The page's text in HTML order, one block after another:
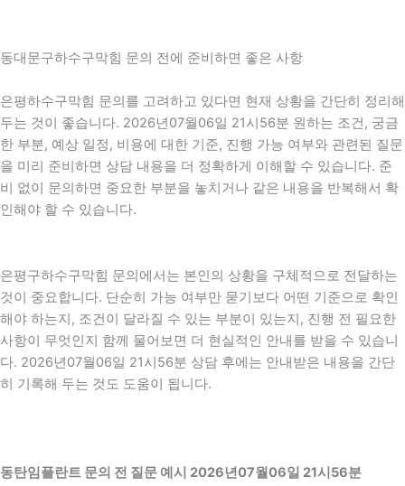
동대문구하수구막힘 문의 전에 준비하면 좋은 사항
은평하수구막힘 문의를 고려하고 있다면 현재 상황을 간단히 정리해
두는 것이 좋습니다. 2026년07월06일 21시56분 원하는 조건, 궁금
한 부분, 예상 일정, 비용에 대한 기준, 진행 가능 여부와 관련된 질문
을 미리 준비하면 상담 내용을 더 정확하게 이해할 수 있습니다. 준
비 없이 문의하면 중요한 부분을 놓치거나 같은 내용을 반복해서 확
인해야 할 수 있습니다.
은평구하수구막힘 문의에서는 본인의 상황을 구체적으로 전달하는
것이 중요합니다. 단순히 가능 여부만 묻기보다 어떤 기준으로 확인
해야 하는지, 조건이 달라질 수 있는 부분이 있는지, 진행 전 필요한
사항이 무엇인지 함께 물어보면 더 현실적인 안내를 받을 수 있습니
다. 2026년07월06일 21시56분 상담 후에는 안내받은 내용을 간단
히 기록해 두는 것도 도움이 됩니다.
동탄임플란트 문의 전 질문 예시 2026년07월06일 21시56분